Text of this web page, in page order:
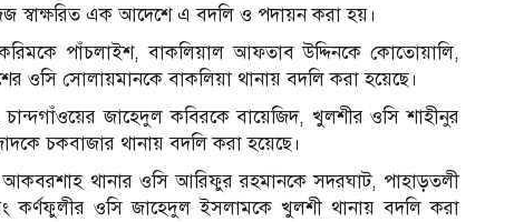
স্বাক্ষরিত এক আদেশে এ বদলি ও পদায়ন করা হয়।
পাঁচলাইশ, বাকলিয়াল আফতাব উদ্দিনকে কোতোয়ালি,
ওসি সোলায়মানকে বাকলিয়া থানায় বদলি করা হয়েছে।
জাহেদুল কবিরকে বায়েজিদ, খুলশীর ওসি শাহীনুর
চকবাজার থানায় বদলি করা হয়েছে।
থানার ওসি আরিফুর রহমানকে সদরঘাট, পাহাড়তলী
কর্ণফুলীর ওসি জাহেদুল ইসলামকে খুলশী থানায় বদলি করা